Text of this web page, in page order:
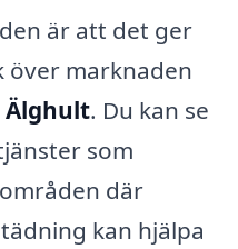
är att det ger
över marknaden
Älghult. Du kan se
som
där
kan hjälpa